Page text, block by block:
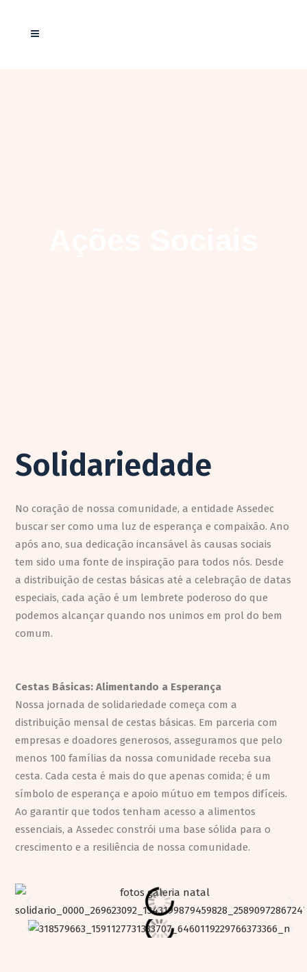
Solidariedade
No coração de nossa comunidade, a entidade Assedec
buscar ser como uma luz de esperança e compaixão. Ano
após ano, sua dedicação incansável às causas sociais
tem sido uma fonte de inspiração para todos nós. Desde
a distribuição de cestas básicas até a celebração de datas
especiais, cada ação é um lembrete poderoso do que
podemos alcançar quando nos unimos em prol do bem
comum.
Cestas Básicas: Alimentando a Esperança
Nossa jornada de solidariedade começa com a
distribuição mensal de cestas básicas. Em parceria com
empresas e doadores generosos, asseguramos que pelo
menos 100 famílias da nossa comunidade receba sua
cesta. Cada cesta é mais do que apenas comida; é um
símbolo de esperança e apoio mútuo em tempos difíceis.
Ao garantir que todos tenham acesso a alimentos
essenciais, a Assedec constrói uma base sólida para o
crescimento e a resiliência de nossa comunidade.